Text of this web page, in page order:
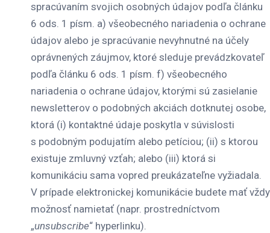
spracúvaním svojich osobných údajov podľa článku
6 ods. 1 písm. a) všeobecného nariadenia o ochrane
údajov alebo je spracúvanie nevyhnutné na účely
oprávnených záujmov, ktoré sleduje prevádzkovateľ
podľa článku 6 ods. 1 písm. f) všeobecného
nariadenia o ochrane údajov, ktorými sú zasielanie
newsletterov o podobných akciách dotknutej osobe,
ktorá (i) kontaktné údaje poskytla v súvislosti
s podobným podujatím alebo petíciou; (ii) s ktorou
existuje zmluvný vzťah; alebo (iii) ktorá si
komunikáciu sama vopred preukázateľne vyžiadala.
V prípade elektronickej komunikácie budete mať vždy
možnosť namietať (napr. prostredníctvom
„unsubscribe“ hyperlinku).